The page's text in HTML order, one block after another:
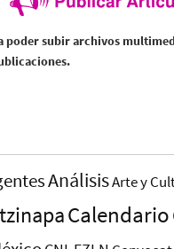
poder subir archivos
AnálisisArte y
Calendario